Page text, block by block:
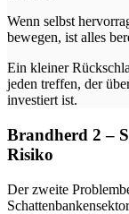
Wenn selbst
bewegen, ist alles
Ein kleiner
jeden treffen, der
investiert ist.
Brandherd 2 –
Risiko
Der zweite